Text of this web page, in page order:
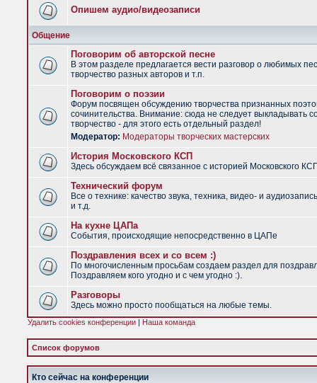
Опишем аудио/видеозаписи
Общение
Поговорим об авторской песне
В этом разделе предлагается вести разговор о любимых
творчество разных авторов и т.п.
Поговорим о поэзии
Форум посвящен обсуждению творчества признанных
сочинительства. Внимание: сюда не следует выкладывать
творчество - для этого есть отдельный раздел!
Модератор: Модераторы творческих мастерских
История Московского КСП
Здесь обсуждаем всё связанное с историей Московского
Технический форум
Все о технике: качество звука, техника, видео- и
и т.д.
На кухне ЦАПа
События, происходящие непосредственно в ЦАПе
Поздравления всех и со всем :)
По многочисленным просьбам создаем раздел для
Поздравляем кого угодно и с чем угодно :).
Разговоры
Здесь можно просто пообщаться на любые темы.
Удалить cookies конференции | Наша команда
Список форумов
Кто сейчас на конференции